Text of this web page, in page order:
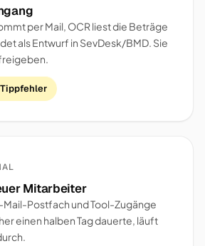
per Mail, OCR liest die Beträge
als Entwurf in SevDesk/BMD. Sie
Mitarbeiter
Postfach und Tool-Zugänge
einen halben Tag dauerte, läuft